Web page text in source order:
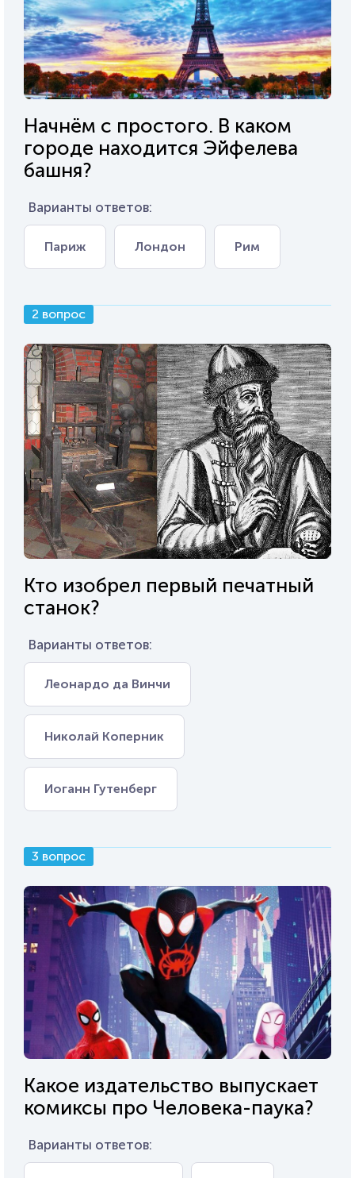
Начнём с простого. В каком
городе находится Эйфелева
башня?
Варианты ответов:
Париж Лондон Рим
2 вопрос
Кто изобрел первый печатный
станок?
Варианты ответов:
Леонардо да Винчи
Николай Коперник
Иоганн Гутенберг
3 вопрос
Какое издательство выпускает
комиксы про Человека-паука?
Варианты ответов: